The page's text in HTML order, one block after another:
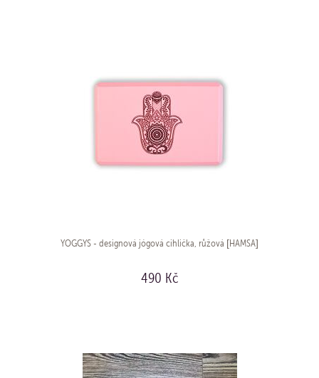
YOGGYS - designová jógová cihlička, růžová [HAMSA]
490 Kč